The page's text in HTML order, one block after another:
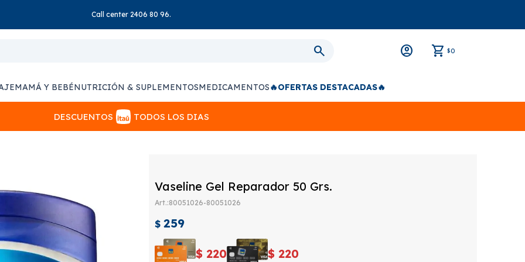
Call center 2406 80 96.
$0
MAMÁ Y BEBÉNUTRICIÓN & SUPLEMENTOSMEDICAMENTOS🔥OFERTAS DESTACADAS🔥
DESCUENTOS TODOS LOS DIAS
Vaseline Gel Reparador 50 Grs.
80051026-80051026
$ 259
$ 220 $ 220